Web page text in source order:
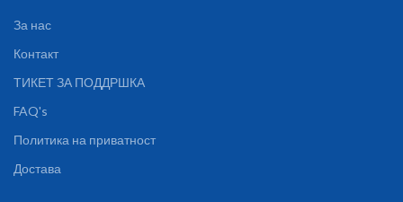
За нас
Контакт
ТИКЕТ ЗА ПОДДРШКА
FAQ's
Политика на приватност
Достава